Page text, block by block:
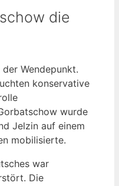
die
Wendepunkt.
konservative
wurde
Jelzin auf einem
mobilisierte.
war
Die